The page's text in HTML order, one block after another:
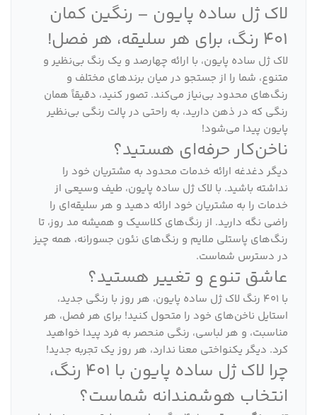
لاک ژل ساده پایون – رنگین کمان
401 رنگ، برای هر سلیقه، هر فصل!
لاک ژل ساده پایون، با ارائه چهارصد و یک رنگ بی‌نظیر و
متنوع، شما را از جستجو در میان برندهای مختلف و
رنگ‌های محدود بی‌نیاز می‌کند. تصور کنید، دقیقاً همان
رنگی که در ذهن دارید، به راحتی در پالت رنگی بی‌نظیر
پایون پیدا می‌شود!
ناخن‌کار حرفه‌ای هستید؟
دیگر دغدغه ارائه خدمات محدود به مشتریان خود را
نداشته باشید. با لاک ژل ساده پایون، طیف وسیعی از
خدمات را به مشتریان خود ارائه دهید و هر سلیقه‌ای را
راضی نگه دارید. از رنگ‌های کلاسیک و همیشه مد روز، تا
رنگ‌های پاستلی ملایم و رنگ‌های نئون جسورانه، همه چیز
در دسترس شماست.
عاشق تنوع و تغییر هستید؟
با 401 رنگ لاک ژل ساده پایون، هر روز با رنگی جدید،
استایل ناخن‌های خود را متحول کنید! برای هر فصل، هر
مناسبت، و هر لباسی، رنگی منحصر به فرد پیدا خواهید
کرد. دیگر یکنواختی معنا ندارد، هر روز یک تجربه جدید!
چرا لاک ژل ساده پایون با 401 رنگ،
انتخاب هوشمندانه شماست؟